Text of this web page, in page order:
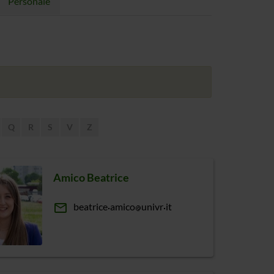
Amico Beatrice
email beatrice amico univr it